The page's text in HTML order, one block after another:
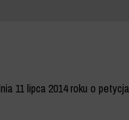
11 lipca 2014 roku o